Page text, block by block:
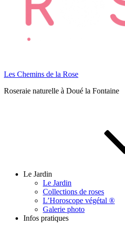
Les Chemins de la Rose
Roseraie naturelle à Doué la Fontaine
Le Jardin
Le Jardin
Collections de roses
L’Horoscope végétal ®
Galerie photo
Infos pratiques